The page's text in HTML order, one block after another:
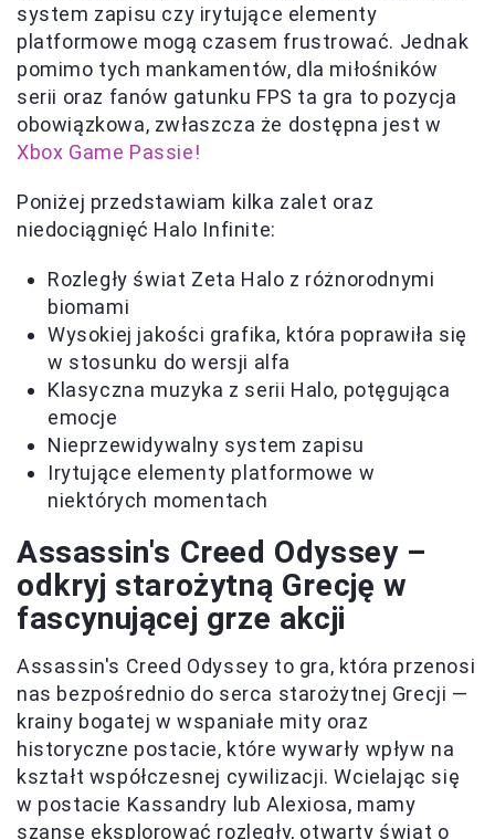
system zapisu czy irytujące elementy
platformowe mogą czasem frustrować. Jednak
pomimo tych mankamentów, dla miłośników
serii oraz fanów gatunku FPS ta gra to pozycja
obowiązkowa, zwłaszcza że dostępna jest w
Xbox Game Passie!
Poniżej przedstawiam kilka zalet oraz
niedociągnięć Halo Infinite:
Rozległy świat Zeta Halo z różnorodnymi
biomami
Wysokiej jakości grafika, która poprawiła się
w stosunku do wersji alfa
Klasyczna muzyka z serii Halo, potęgująca
emocje
Nieprzewidywalny system zapisu
Irytujące elementy platformowe w
niektórych momentach
Assassin's Creed Odyssey –
odkryj starożytną Grecję w
fascynującej grze akcji
Assassin's Creed Odyssey to gra, która przenosi
nas bezpośrednio do serca starożytnej Grecji —
krainy bogatej w wspaniałe mity oraz
historyczne postacie, które wywarły wpływ na
kształt współczesnej cywilizacji. Wcielając się
w postacie Kassandry lub Alexiosa, mamy
szansę eksplorować rozległy, otwarty świat o